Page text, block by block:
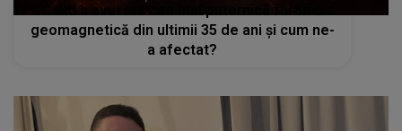
Când a avut loc cea mai puternică furtună
geomagnetică din ultimii 35 de ani și cum ne-
a afectat?